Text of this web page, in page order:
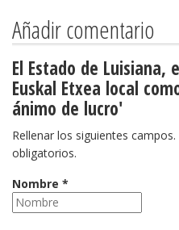
Añadir comentario
El Estado de Luisiana,
Euskal Etxea local
ánimo de lucro'
Rellenar los siguientes
obligatorios.
Nombre *